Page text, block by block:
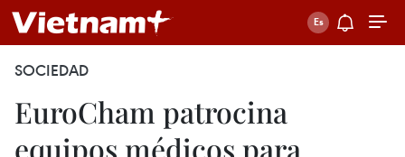
SOCIEDAD
EuroCham patrocina
equipos médicos para